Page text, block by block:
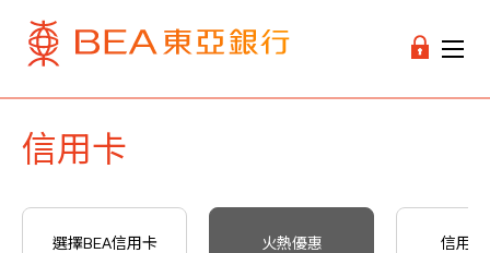
信用卡
選擇BEA信用卡 火熱優惠 信用卡